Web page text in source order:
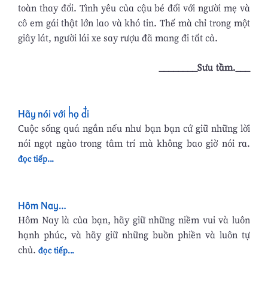
toàn thay đổi. Tình yêu của cậu bé đối với người mẹ và
cô em gái thật lớn lao và khó tin. Thế mà chỉ trong một
giây lát, người lái xe say rượu đã mang đi tất cả.
________Sưu tầm.___
Hãy nói với họ đi
Cuộc sống quá ngắn nếu như bạn bạn cứ giữ những lời
nói ngọt ngào trong tâm trí mà không bao giờ nói ra.
đọc tiếp...
Hôm Nay…
Hôm Nay là của bạn, hãy giữ những niềm vui và luôn
hạnh phúc, và hãy giữ những buồn phiền và luôn tự
chủ. đọc tiếp...